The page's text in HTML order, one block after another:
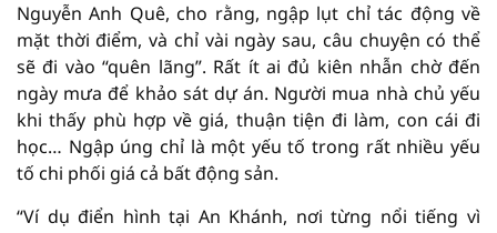
Nguyễn Anh Quê, cho rằng, ngập lụt chỉ tác động về
mặt thời điểm, và chỉ vài ngày sau, câu chuyện có thể
sẽ đi vào “quên lãng”. Rất ít ai đủ kiên nhẫn chờ đến
ngày mưa để khảo sát dự án. Người mua nhà chủ yếu
khi thấy phù hợp về giá, thuận tiện đi làm, con cái đi
học… Ngập úng chỉ là một yếu tố trong rất nhiều yếu
tố chi phối giá cả bất động sản.
“Ví dụ điển hình tại An Khánh, nơi từng nổi tiếng vì